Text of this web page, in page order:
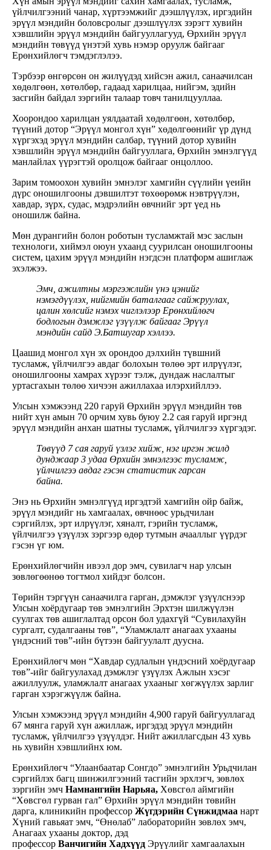
үйлчилгээний чанар, хүртээмжийг дээшлүүлэх, иргэдийн
эрүүл мэндийн боловсролыг дээшлүүлэх зэрэгт хувийн
хэвшлийн эрүүл мэндийн байгууллагууд, Өрхийн эрүүл
мэндийн төвүүд үнэтэй хувь нэмэр оруулж байгааг
Ерөнхийлөгч тэмдэглэлээ.
Тэрбээр өнгөрсөн он жилүүдэд хийсэн ажил, санаачилсан
хөдөлгөөн, хөтөлбөр, гадаад харилцаа, нийгэм, эдийн
засгийн байдал зэргийн талаар товч танилцууллаа.
Хоорондоо харилцан уялдаатай хөдөлгөөн, хөтөлбөр,
түүний дотор “Эрүүл монгол хүн” хөдөлгөөнийг үр дүнд
хүргэхэд эрүүл мэндийн салбар, түүний дотор хувийн
хэвшлийн эрүүл мэндийн байгууллага, Өрхийн эмнэлгүүд
манлайлах үүрэгтэй оролцож байгааг онцоллоо.
Зарим томоохон хувийн эмнэлэг хамгийн сүүлийн үеийн
дүрс оношилгооны дэвшилтэт төхөөрөмж нэвтрүүлэн,
хавдар, зүрх, судас, мэдрэлийн өвчнийг эрт үед нь
оношилж байна.
Мөн дурангийн болон роботын тусламжтай мэс заслын
технологи, хиймэл оюун ухаанд суурилсан оношилгооны
систем, цахим эрүүл мэндийн нэгдсэн платформ ашиглаж
эхэлжээ.
Эмч, ажилтны мэргэжлийн үнэ цэнийг
нэмэгдүүлэх, нийгмийн баталгааг сайжруулах,
цалин хөлсийг нэмэх чиглэлээр Ерөнхийлөгч
бодлогын дэмжлэг үзүүлж байгааг Эрүүл
мэндийн сайд Э.Батшугар хэллээ.
Цаашид монгол хүн эх орондоо дэлхийн түвшний
тусламж, үйлчилгээ авдаг болохын төлөө эрт илрүүлэг,
оношилгооны хамрах хүрээг тэлж, дундаж наслалтыг
уртасгахын төлөө хичээн ажиллахаа илэрхийллээ.
Улсын хэмжээнд 220 гаруй Өрхийн эрүүл мэндийн төв
нийт хүн амын 70 орчим хувь буюу 2.2 сая гаруй иргэнд
эрүүл мэндийн анхан шатны тусламж, үйлчилгээ хүргэдэг.
Төвүүд 7 сая гаруй үзлэг хийж, нэг иргэн жилд
дунджаар 3 удаа Өрхийн эмнэлгээс тусламж,
үйлчилгээ авдаг гэсэн статистик гарсан
байна.
Энэ нь Өрхийн эмнэлгүүд иргэдтэй хамгийн ойр байж,
эрүүл мэндийг нь хамгаалах, өвчнөөс урьдчилан
сэргийлэх, эрт илрүүлэг, хяналт, гэрийн тусламж,
үйлчилгээ үзүүлэх зэргээр өдөр тутмын ачааллыг үүрдэг
гэсэн үг юм.
Ерөнхийлөгчийн ивээл дор эмч, сувилагч нар улсын
зөвлөгөөнөө тогтмол хийдэг болсон.
Төрийн тэргүүн санаачилга гарган, дэмжлэг үзүүлснээр
Улсын хоёрдугаар төв эмнэлгийн Эрхтэн шилжүүлэн
суулгах төв ашиглалтад орсон бол удахгүй “Сувилахуйн
сургалт, судалгааны төв”, “Уламжлалт анагаах ухааны
үндэсний төв”-ийн бүтээн байгуулалт дуусна.
Ерөнхийлөгч мөн “Хавдар судлалын үндэсний хоёрдугаар
төв”-ийг байгуулахад дэмжлэг үзүүлэх Ажлын хэсэг
ажиллуулж, уламжлалт анагаах ухааныг хөгжүүлэх зарлиг
гарган хэрэгжүүлж байна.
Улсын хэмжээнд эрүүл мэндийн 4,900 гаруй байгууллагад
67 мянга гаруй хүн ажиллаж, иргэдэд эрүүл мэндийн
тусламж, үйлчилгээ үзүүлдэг. Нийт ажиллагсдын 43 хувь
нь хувийн хэвшлийнх юм.
Ерөнхийлөгч “Улаанбаатар Сонгдо” эмнэлгийн Урьдчилан
сэргийлэх багц шинжилгээний тасгийн эрхлэгч, зөвлөх
зэргийн эмч Намнангийн Нарьяа, Хөвсгөл аймгийн
“Хөвсгөл гурван гал” Өрхийн эрүүл мэндийн төвийн
дарга, клиникийн профессор Жүгдэрийн Сүнжидмаа нарт
Хүний гавьяат эмч, “Өнөлаб” лабораторийн зөвлөх эмч,
Анагаах ухааны доктор, дэд
профессор Ванчигийн Хадхүүд Эрүүлийг хамгаалахын